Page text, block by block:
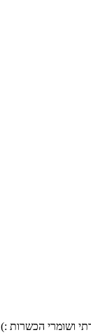
ושומרי הכשרות :)